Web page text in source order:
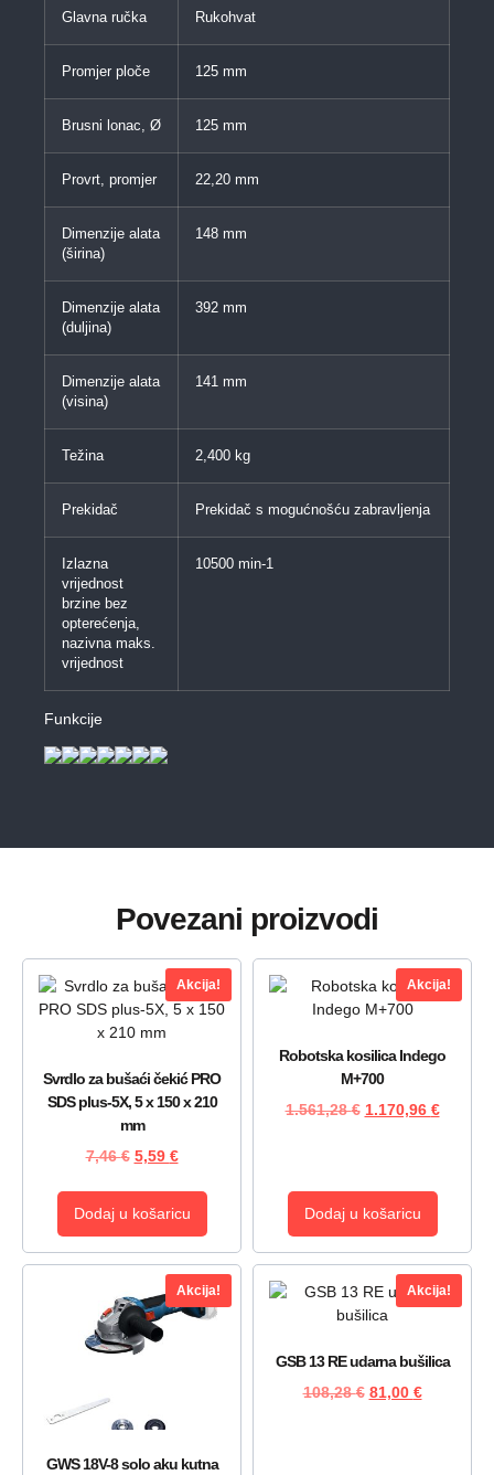
Glavna ručka Rukohvat
Promjer ploče 125 mm
Brusni lonac, Ø 125 mm
Provrt, promjer 22,20 mm
Dimenzije alata
(širina)
148 mm
Dimenzije alata
(duljina)
392 mm
Dimenzije alata
(visina)
141 mm
Težina 2,400 kg
Prekidač Prekidač s mogućnošću zabravljenja
Izlazna
vrijednost
brzine bez
opterećenja,
nazivna maks.
vrijednost
10500 min-1
Funkcije
Povezani proizvodi
Akcija!
Svrdlo za bušaći čekić PRO
SDS plus-5X, 5 x 150 x 210
mm
7,46€ 5,59 €
Dodaj u košaricu
Akcija!
Robotska kosilica Indego
M+700
1.561,28€ 1.170,96 €
Dodaj u košaricu
Akcija!
GWS 18V-8 solo aku kutna
Akcija!
GSB 13 RE udarna bušilica
108,28€ 81,00 €